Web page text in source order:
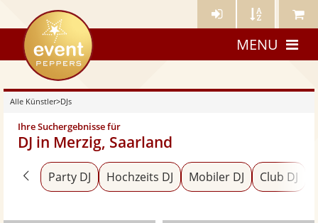
Künstler- Künstler Meine
eventpeppers
MENU
Alle Künstler>DJs
Ihre Suchergebnisse für
DJ in Merzig, Saarland
Zurück zu «Alle Künstler»
Party DJ Hochzeits DJ Mobiler DJ Club DJ